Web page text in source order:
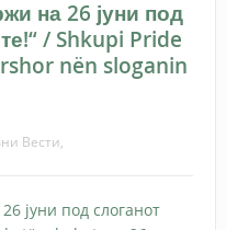
на 26 јуни под
/ Shkupi Pride
nën sloganin
Вести,